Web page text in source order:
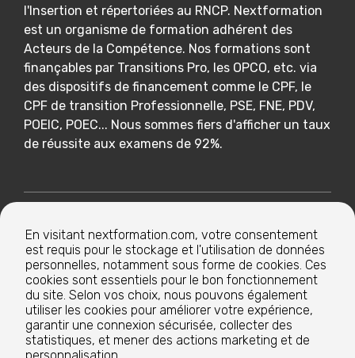
l'Insertion et répertoriées au RNCP. Nextformation
est un organisme de formation adhérent des
Acteurs de la Compétence. Nos formations sont
finançables par Transitions Pro, les OPCO, etc. via
des dispositifs de financement comme le CPF, le
CPF de transition Professionnelle, PSE, FNE, PDV,
POEIC, POEC... Nous sommes fiers d'afficher un taux
de réussite aux examens de 92%.
Nos formations
Nos centres de formation
En visitant nextformation.com, votre consentement
est requis pour le stockage et l'utilisation de données
personnelles, notamment sous forme de cookies. Ces
cookies sont essentiels pour le bon fonctionnement
du site. Selon vos choix, nous pouvons également
utiliser les cookies pour améliorer votre expérience,
garantir une connexion sécurisée, collecter des
statistiques, et mener des actions marketing et de